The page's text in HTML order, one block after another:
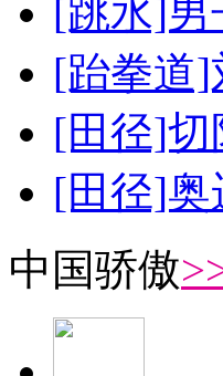
[跳水]男
[跆拳道]
[田径]切
[田径]奥
中国骄傲